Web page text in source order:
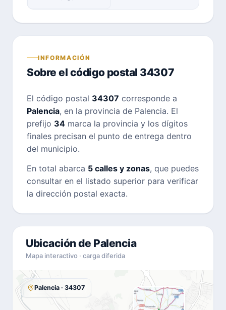
INFORMACIÓN
Sobre el código postal 34307
El código postal 34307 corresponde a
Palencia, en la provincia de Palencia. El
prefijo 34 marca la provincia y los dígitos
finales precisan el punto de entrega dentro
del municipio.
En total abarca 5 calles y zonas, que puedes
consultar en el listado superior para verificar
la dirección postal exacta.
Ubicación de Palencia
Mapa interactivo · carga diferida
Palencia · 34307